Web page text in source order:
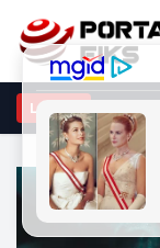
LAJME
arrestohet në